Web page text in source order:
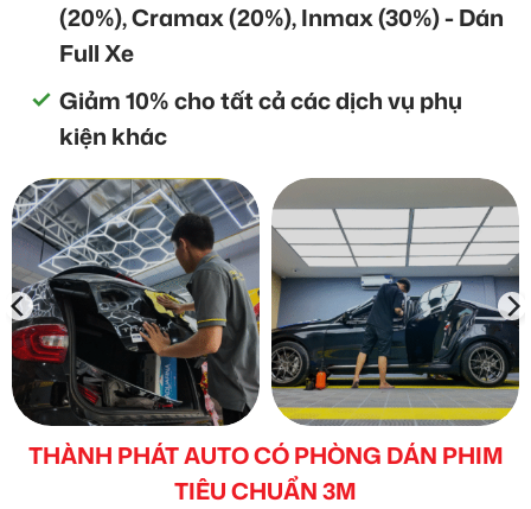
(20%), Cramax (20%), Inmax (30%) - Dán
Full Xe
Giảm 10% cho tất cả các dịch vụ phụ
kiện khác
THÀNH PHÁT AUTO CÓ PHÒNG DÁN PHIM
TIÊU CHUẨN 3M